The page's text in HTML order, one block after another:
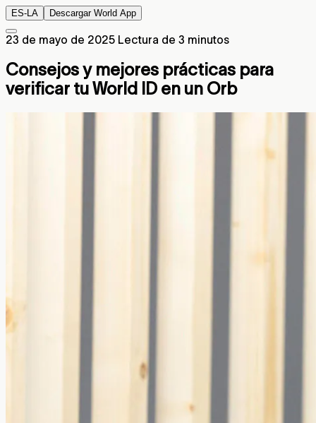
ES-LA Descargar World App
23 de mayo de 2025 Lectura de 3 minutos
Consejos y mejores prácticas para
verificar tu World ID en un Orb